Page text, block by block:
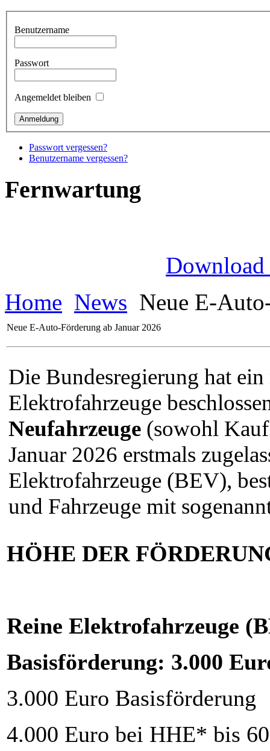
Benutzername
Passwort
Angemeldet bleiben
Passwort vergessen?
Benutzername vergessen?
Fernwartung
Download
Home News Neue E-
Neue E-Auto-Förderung ab Januar 2026
Die Bundesregierung hat
Elektrofahrzeuge
Neufahrzeuge (sowohl
Januar 2026 erstmals
Elektrofahrzeuge (BEV),
und Fahrzeuge mit
HÖHE DER
Reine Elektrofahrzeuge
Basisförderung: 3.000
3.000 Euro Basisförderung
4.000 Euro bei HHE* bis